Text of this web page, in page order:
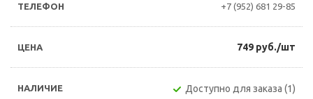
+7 (952) 681 29-85
749 руб./шт
Доступно для заказа (1)